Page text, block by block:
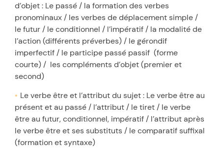
d’objet : Le passé / la formation des verbes
pronominaux / les verbes de déplacement simple /
le futur / le conditionnel / l’impératif / la modalité de
l’action (différents préverbes) / le gérondif
imperfectif / le participe passé passif (forme
courte) / les compléments d’objet (premier et
second)
Le verbe être et l’attribut du sujet : Le verbe être au
présent et au passé / l’attribut / le tiret / le verbe
être au futur, conditionnel, impératif / l’attribut après
le verbe être et ses substituts / le comparatif suffixal
(formation et syntaxe)